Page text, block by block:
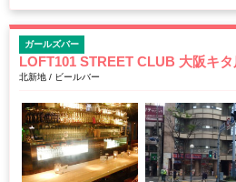
ガールズバー
LOFT101 STREET CLUB 大阪キタ
北新地 / ビールバー